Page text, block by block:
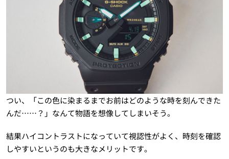
つい、「この色に染まるまでお前はどのような時を刻んできた
んだ……？」なんて物語を想像してしまいそう。
結果ハイコントラストになっていて視認性がよく、時刻を確認
しやすいというのも大きなメリットです。